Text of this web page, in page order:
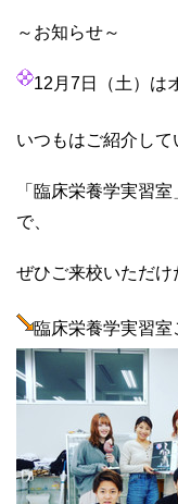
～お知らせ～
12月7日（土）は
いつもはご紹介して
「臨床栄養学実習
で、
ぜひご来校いただけ
臨床栄養学実習